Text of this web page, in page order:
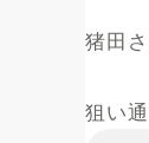
猪田
狙い